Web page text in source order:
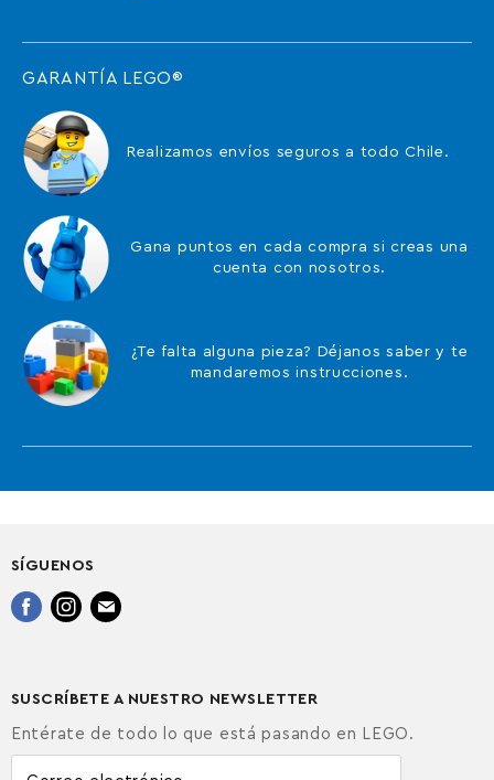
GARANTÍA LEGO®
Realizamos envíos seguros a todo Chile.
Gana puntos en cada compra si creas una
cuenta con nosotros.
¿Te falta alguna pieza? Déjanos saber y te
mandaremos instrucciones.
SÍGUENOS
Encuéntrenos
Encuéntrenos
Encuéntrenos
SUSCRÍBETE A NUESTRO NEWSLETTER
Entérate de todo lo que está pasando en LEGO.